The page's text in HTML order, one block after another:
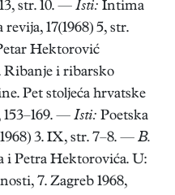
str. 10. — Isti: Intima
17(1968) 5, str.
Hektorović
Ribanje i ribarsko
Pet stoljeća hrvatske
— Isti: Poetska
3. IX, str. 7–8. — B.
i Petra Hektorovića. U:
7. Zagreb 1968,